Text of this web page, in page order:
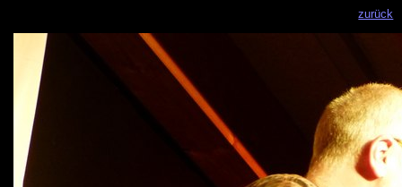
zurück